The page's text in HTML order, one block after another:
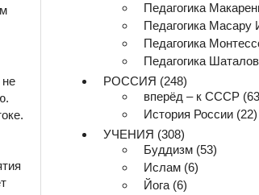
не
Педагогика
Педагогика Масару
Педагогика
Педагогика
РОССИЯ (248)
вперёд – к СССР
История России (22)
УЧЕНИЯ (308)
Буддизм (53)
Ислам (6)
Йога (6)